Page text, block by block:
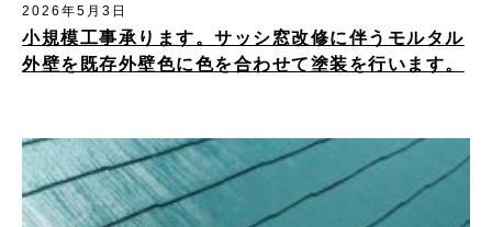
小規模工事承ります。サッシ窓改修に伴うモルタル
外壁を既存外壁色に色を合わせて塗装を行います。
2026年5月3日